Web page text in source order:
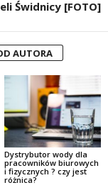
Świdnicy [FOTO]
AUTORA
Dystrybutor wody dla
pracowników biurowych
i fizycznych ? czy jest
różnica?